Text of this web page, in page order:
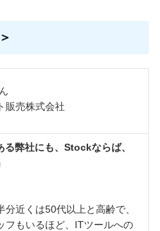
販売株式会社
る弊社にも、Stockならば、
近くは50代以上と高齢で、
フもいるほど、ITツールへの